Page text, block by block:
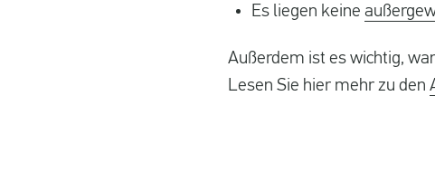
Es liegen keine
Außerdem ist es wichtig,
Lesen Sie hier mehr zu den